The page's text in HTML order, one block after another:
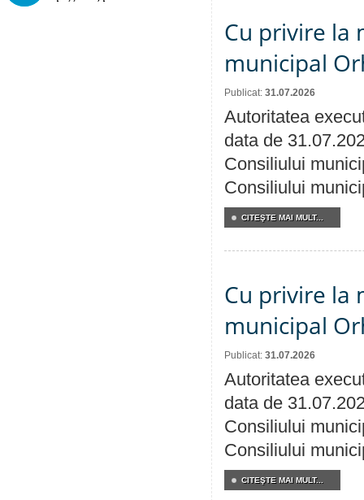
Cu privire la
municipal
Publicat: 31.07.2026
Autoritatea
data de
Consiliului
Consiliului
CITEŞTE MAI MULT...
Cu privire la
municipal
Publicat: 31.07.2026
Autoritatea
data de
Consiliului
Consiliului
CITEŞTE MAI MULT...